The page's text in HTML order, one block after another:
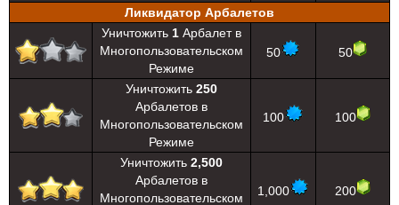
Ликвидатор Арбалетов
Уничтожить 1 Арбалет в
Многопользовательском
Режиме
50 50
Уничтожить 250
Арбалетов в
Многопользовательском
Режиме
100 100
Уничтожить 2,500
Арбалетов в
Многопользовательском
1,000 200